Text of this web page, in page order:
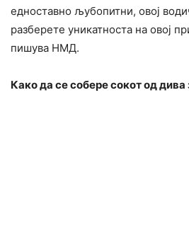
едноставно љубопитни, овој
разберете уникатноста на овој
пишува НМД.
Како да се собере сокот од дива